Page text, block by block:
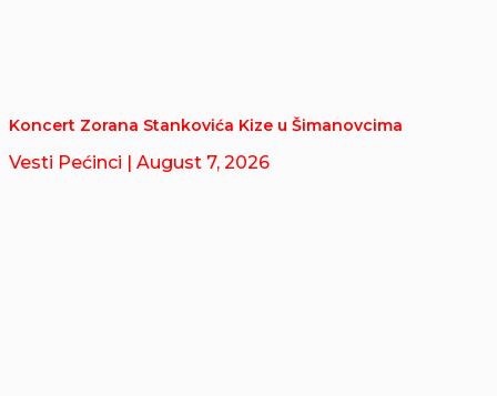
Koncert Zorana Stankovića Kize u Šimanovcima
Vesti Pećinci | August 7, 2026